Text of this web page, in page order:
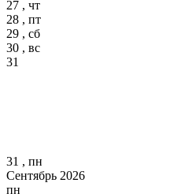
27 , чт
28 , пт
29 , сб
30 , вс
31
31 , пн
Сентябрь 2026
пн